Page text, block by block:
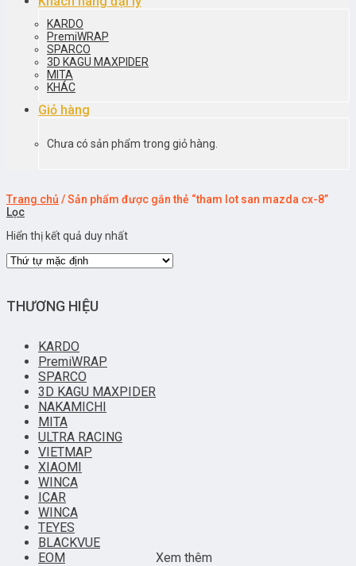
KARDO
PremiWRAP
SPARCO
3D KAGU MAXPIDER
MITA
KHÁC
Giỏ hàng
Chưa có sản phẩm trong giỏ hàng.
Trang chủ /Sản phẩm được gắn thẻ “tham lot san mazda cx-8”
Lọc
Hiển thị kết quả duy nhất
THƯƠNG HIỆU
KARDO
PremiWRAP
SPARCO
3D KAGU MAXPIDER
NAKAMICHI
MITA
ULTRA RACING
VIETMAP
XIAOMI
WINCA
ICAR
WINCA
TEYES
BLACKVUE
EOM
Xem thêm